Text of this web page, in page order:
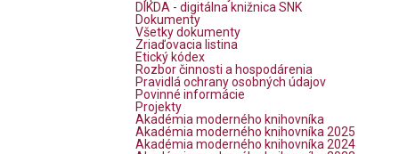
DIKDA - digitálna knižnica SNK
Dokumenty
Všetky dokumenty
Zriaďovacia listina
Etický kódex
Rozbor činnosti a hospodárenia
Pravidlá ochrany osobných údajov
Povinné informácie
Projekty
Akadémia moderného knihovníka
Akadémia moderného knihovníka 2025
Akadémia moderného knihovníka 2024